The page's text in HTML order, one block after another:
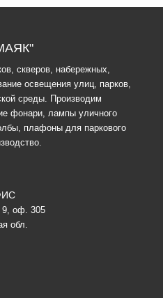
скверов, набережных,
освещения улиц, парков,
среды. Производим
фонари, лампы уличного
плафоны для паркового
9, оф. 305
обл.